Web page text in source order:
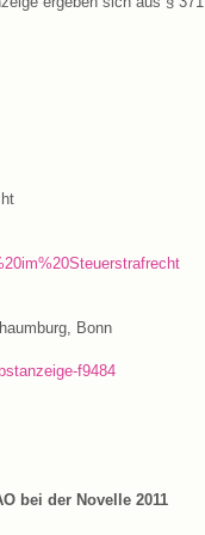
Bonn
f9484
bei der Novelle 2011